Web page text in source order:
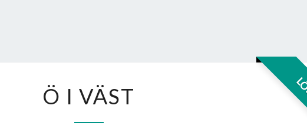
I
Ö I VÄST